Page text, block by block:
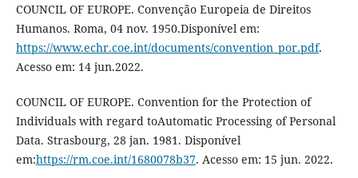
COUNCIL OF EUROPE. Convenção Europeia de Direitos
Humanos. Roma, 04 nov. 1950.Disponível em:
https://www.echr.coe.int/documents/convention_por.pdf.
Acesso em: 14 jun.2022.
COUNCIL OF EUROPE. Convention for the Protection of
Individuals with regard toAutomatic Processing of Personal
Data. Strasbourg, 28 jan. 1981. Disponível
em:https://rm.coe.int/1680078b37. Acesso em: 15 jun. 2022.